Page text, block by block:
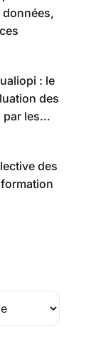
données,
: le
des
les
des